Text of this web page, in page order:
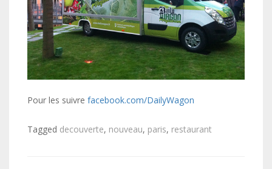
Pour les suivre facebook.com/DailyWagon
Tagged decouverte, nouveau, paris, restaurant